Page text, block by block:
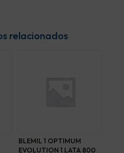
relacionados
BLEMIL 1 OPTIMUM
EVOLUTION 1 LATA 800